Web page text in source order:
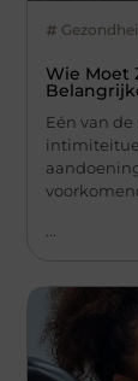
Wie Moet
Eén van